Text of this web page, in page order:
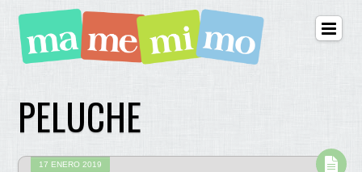
PELUCHE
17 ENERO 2019